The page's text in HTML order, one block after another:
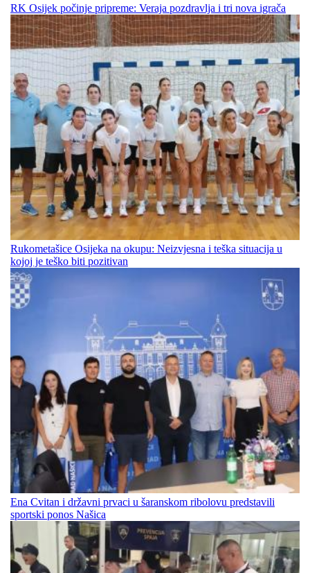
RK Osijek počinje pripreme: Veraja pozdravlja i tri nova igrača
Rukometašice Osijeka na okupu: Neizvjesna i teška situacija u
kojoj je teško biti pozitivan
Ena Cvitan i državni prvaci u šaranskom ribolovu predstavili
sportski ponos Našica